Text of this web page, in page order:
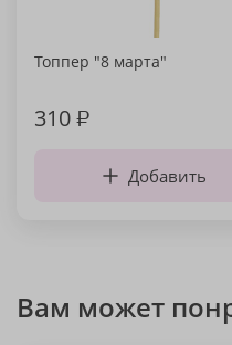
Топпер "8 марта"
310₽
Добавить
Вам может